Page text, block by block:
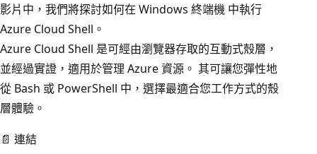
影片中，我們將探討如何在 Windows 終端機 中執行
Azure Cloud Shell。
Azure Cloud Shell 是可經由瀏覽器存取的互動式殼層，
並經過實證，適用於管理 Azure 資源。 其可讓您彈性地
從 Bash 或 PowerShell 中，選擇最適合您工作方式的殼
層體驗。
📄 連結